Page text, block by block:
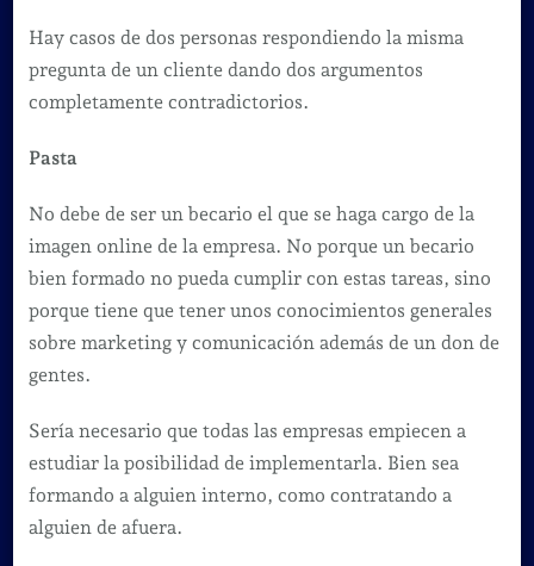
Hay casos de dos personas respondiendo la misma
pregunta de un cliente dando dos argumentos
completamente contradictorios.
Pasta
No debe de ser un becario el que se haga cargo de la
imagen online de la empresa. No porque un becario
bien formado no pueda cumplir con estas tareas, sino
porque tiene que tener unos conocimientos generales
sobre marketing y comunicación además de un don de
gentes.
Sería necesario que todas las empresas empiecen a
estudiar la posibilidad de implementarla. Bien sea
formando a alguien interno, como contratando a
alguien de afuera.